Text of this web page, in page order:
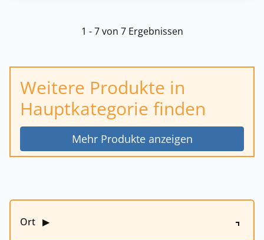
1 - 7 von 7 Ergebnissen
Weitere Produkte in
Hauptkategorie finden
Mehr Produkte anzeigen
Ort ▶